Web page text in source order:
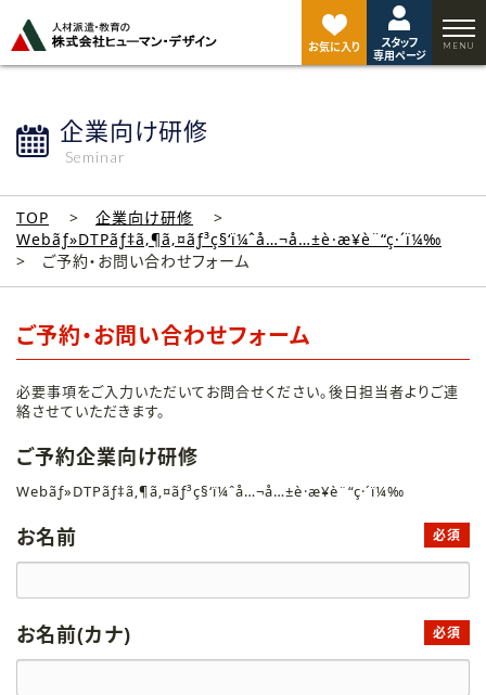
お気に入り
スタッフ
専用ページ
企業向け研修
Seminar
TOP
企業向け研修
Webãƒ»DTPãƒ‡ã‚¶ã‚¤ãƒ³ç§‘ï¼ˆå…¬å…±è·æ¥­è¨“ç·´ï¼‰
ご予約・お問い合わせフォーム
ご予約・お問い合わせフォーム
必要事項をご入力いただいてお問合せください。後日担当者よりご連
絡させていただきます。
ご予約企業向け研修
Webãƒ»DTPãƒ‡ã‚¶ã‚¤ãƒ³ç§‘ï¼ˆå…¬å…±è·æ¥­è¨“ç·´ï¼‰
お名前 必須
お名前(カナ) 必須
ジ
ト